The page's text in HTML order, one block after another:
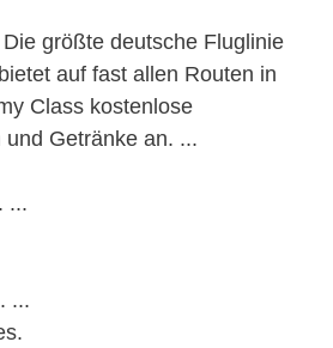
größte deutsche Fluglinie
auf fast allen Routen in
Class kostenlose
und Getränke an. ...
...
...